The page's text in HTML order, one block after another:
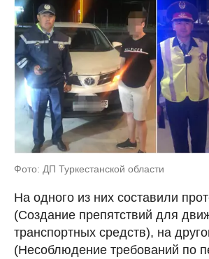
Фото: ДП Туркестанской области
На одного из них составили
(Создание препятствий для
транспортных средств), на
(Несоблюдение требований по